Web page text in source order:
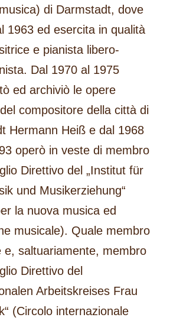
di Darmstadt, dove
1963 ed esercita in qualità
e pianista libero-
Dal 1970 al 1975
ed archiviò le opere
compositore della città di
Hermann Heiß e dal 1968
operò in veste di membro
Direttivo del „Institut für
und Musikerziehung“
la nuova musica ed
musicale). Quale membro
e, saltuariamente, membro
Direttivo del
Arbeitskreises Frau
(Circolo internazionale